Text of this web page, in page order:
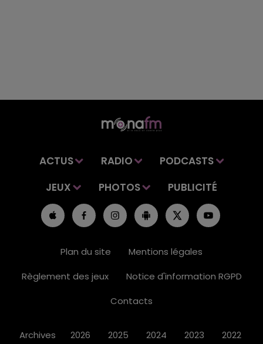
ACTUS RADIO
PODCASTS
JEUX
PHOTOS PUBLICITÉ
Plan du site
Mentions légales
Règlement des jeux
Notice d'information RGPD
Contacts
Archives 2026 2025 2024 2023 2022